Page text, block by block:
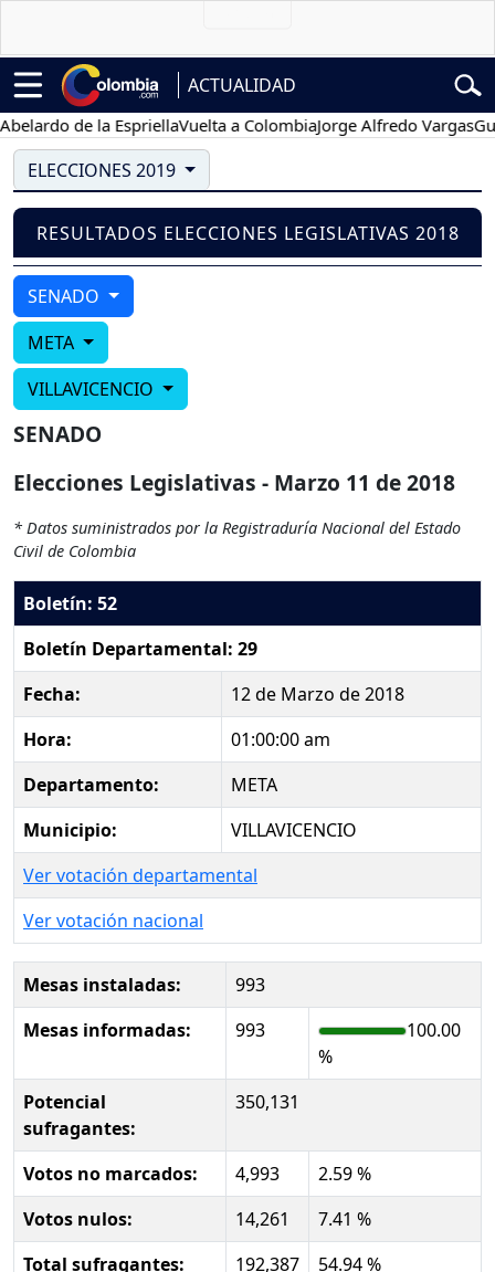
ACTUALIDAD
de la EspriellaVuelta a ColombiaJorge Alfredo Vargas
ELECCIONES 2019
RESULTADOS ELECCIONES LEGISLATIVAS 2018
SENADO
META
VILLAVICENCIO
SENADO
Elecciones Legislativas - Marzo 11 de 2018
* Datos suministrados por la Registraduría Nacional del Estado
Civil de Colombia
Boletín: 52
Boletín Departamental: 29
Fecha:
12 de Marzo de 2018
Hora:
01:00:00 am
Departamento:
META
Municipio:
VILLAVICENCIO
Ver votación departamental
Ver votación nacional
Mesas instaladas:
993
Mesas informadas:
993
100.00
%
Potencial
sufragantes:
350,131
Votos no marcados: 4,993
2.59 %
Votos nulos:
14,261
7.41 %
Total sufragantes:
192,387 54.94 %